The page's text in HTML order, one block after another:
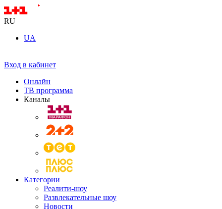
RU
UA
Вход в кабинет
Онлайн
ТВ программа
Каналы
Категории
Реалити-шоу
Развлекательные шоу
Новости